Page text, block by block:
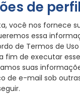
de perfil
você nos fornece
essa
de Termos de
fim de executar
suas
de e-mail sob